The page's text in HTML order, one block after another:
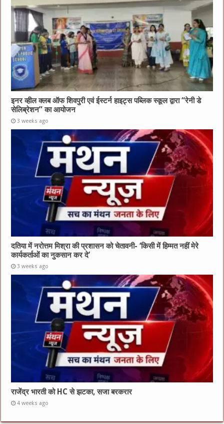
इनर व्हील क्लब ऑफ शिवपुरी एवं ईस्टर्न हाइट्स पब्लिक स्कूल द्वारा “रेनी डे
सेलिब्रेशन” का आयोजन
3 weeks ago
दतिया में नरोत्तम मिश्रा की प्रशासन को चेतावनी- ‘किसी में हिम्मत नहीं मेरे
कार्यकर्ताओं का नुकसान कर दे’
3 weeks ago
राजेंद्र भारती को HC से झटका, सजा बरकरार
4 weeks ago